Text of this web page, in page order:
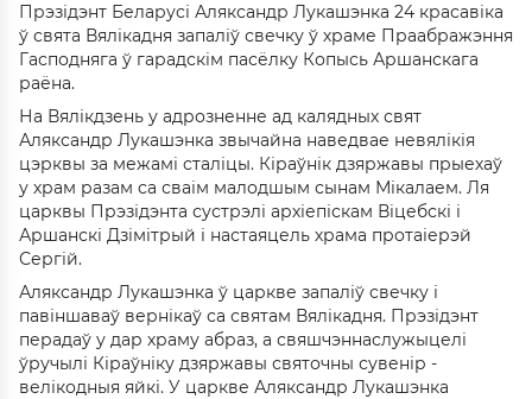
Прэзідэнт Беларусі Аляксандр Лукашэнка 24 красавіка
ў свята Вялікадня запаліў свечку ў храме Праабражэння
Гасподняга ў гарадскім пасёлку Копысь Аршанскага
раёна.
На Вялікдзень у адрозненне ад калядных свят
Аляксандр Лукашэнка звычайна наведвае невялікія
цэрквы за межамі сталіцы. Кіраўнік дзяржавы прыехаў
у храм разам са сваім малодшым сынам Мікалаем. Ля
царквы Прэзідэнта сустрэлі архіепіскам Віцебскі і
Аршанскі Дзімітрый і настаяцель храма протаіерэй
Сергій.
Аляксандр Лукашэнка ў царкве запаліў свечку і
павіншаваў вернікаў са святам Вялікадня. Прэзідэнт
перадаў у дар храму абраз, а свяшчэннаслужыцелі
ўручылі Кіраўніку дзяржавы святочны сувенір -
велікодныя яйкі. У царкве Аляксандр Лукашэнка